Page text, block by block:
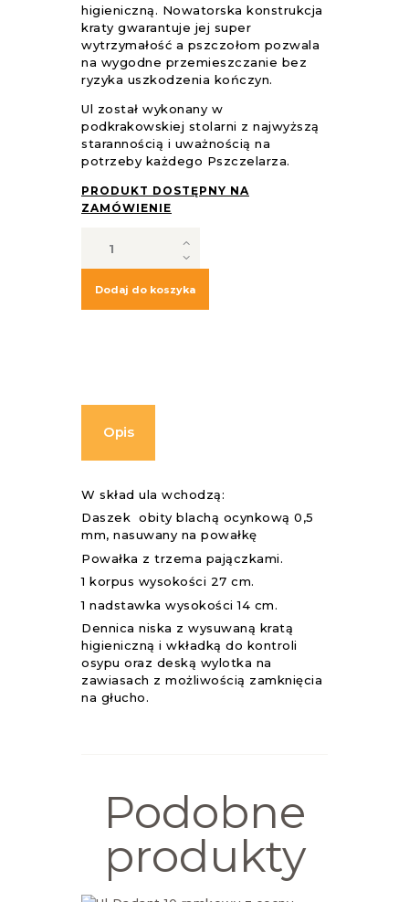
higieniczną. Nowatorska konstrukcja
kraty gwarantuje jej super
wytrzymałość a pszczołom pozwala
na wygodne przemieszczanie bez
ryzyka uszkodzenia kończyn.
Ul został wykonany w
podkrakowskiej stolarni z najwyższą
starannością i uważnością na
potrzeby każdego Pszczelarza.
PRODUKT DOSTĘPNY NA
ZAMÓWIENIE
Wielkopolski
+
nadstawka.
Dodaj do koszyka
Opis
W skład ula wchodzą:
Daszek obity blachą ocynkową 0,5
mm, nasuwany na powałkę
Powałka z trzema pajączkami.
1 korpus wysokości 27 cm.
1 nadstawka wysokości 14 cm.
Dennica niska z wysuwaną kratą
higieniczną i wkładką do kontroli
osypu oraz deską wylotka na
zawiasach z możliwością zamknięcia
na głucho.
Podobne
produkty